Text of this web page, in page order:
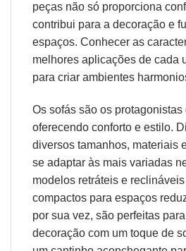
peças não só proporciona
contribui para a decoração e
espaços. Conhecer as
melhores aplicações de cada
para criar ambientes
Os sofás são os protagonistas
oferecendo conforto e estilo.
diversos tamanhos, materiais
se adaptar às mais variadas
modelos retráteis e
compactos para espaços
por sua vez, são perfeitas
decoração com um toque de